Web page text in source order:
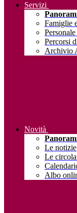
Servizi
Famiglie
Percorsi
Archivio
Novità
Le notizie
Le
Albo